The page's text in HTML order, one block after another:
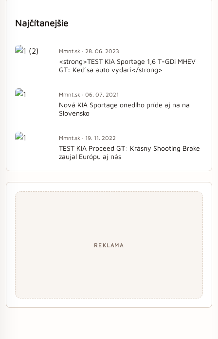
Najčítanejšie
Mmnt.sk · 28. 06. 2023
<strong>TEST KIA Sportage 1,6 T-GDi MHEV
GT: Keď sa auto vydarí</strong>
Mmnt.sk · 06. 07. 2021
Nová KIA Sportage onedlho príde aj na na
Slovensko
Mmnt.sk · 19. 11. 2022
TEST KIA Proceed GT: Krásny Shooting Brake
zaujal Európu aj nás
REKLAMA